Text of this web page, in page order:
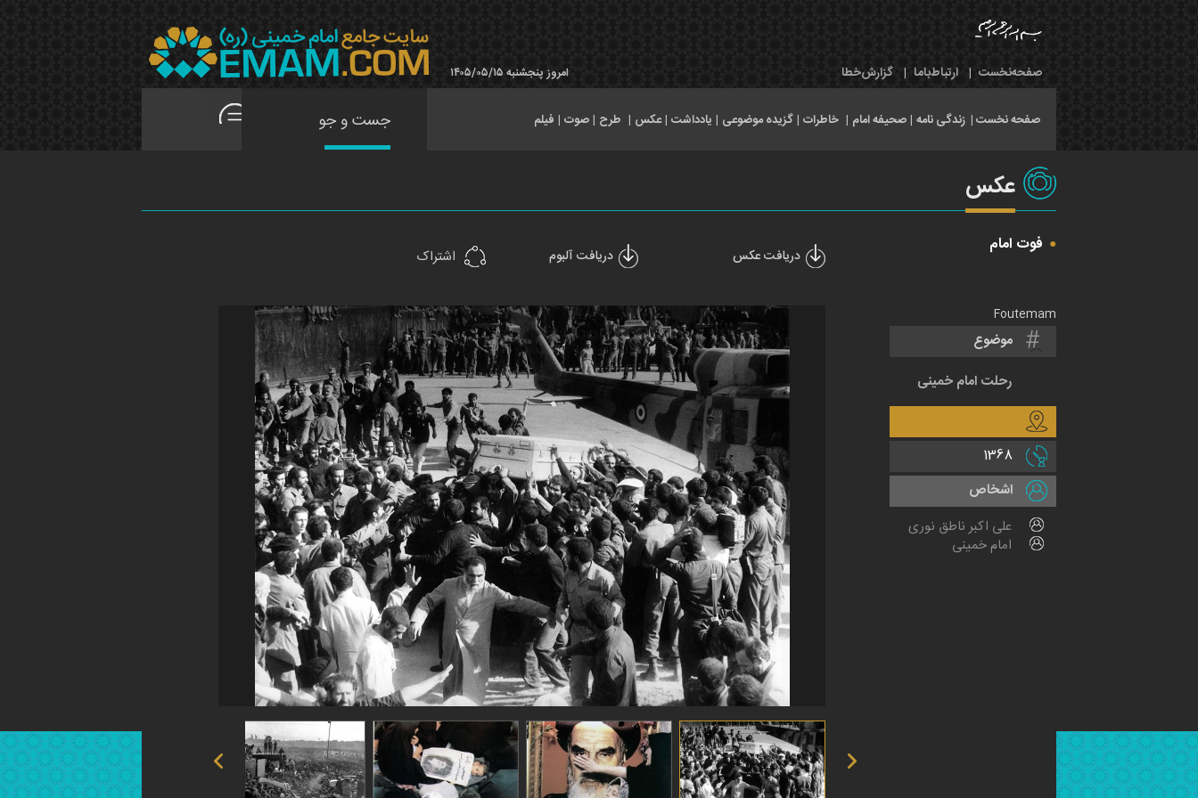
صفحه‌نخست | ارتباط‌با‌ما | گزارش‌خطا امروز پنجشنبه ۱۴۰۵/۰۵/۱۵
صفحه نخست | زندگی نامه |صحیفه امام | خاطرات |گزیده موضوعی | یادداشت |عکس | طرح |صوت | فیلم
عکس
فوت امام
Foutemam
موضوع
رحلت امام خمینی
1368
اشخاص
علی اکبر ناطق نوری
امام خمینی
دریافت عکس دریافت آلبوم اشتراک